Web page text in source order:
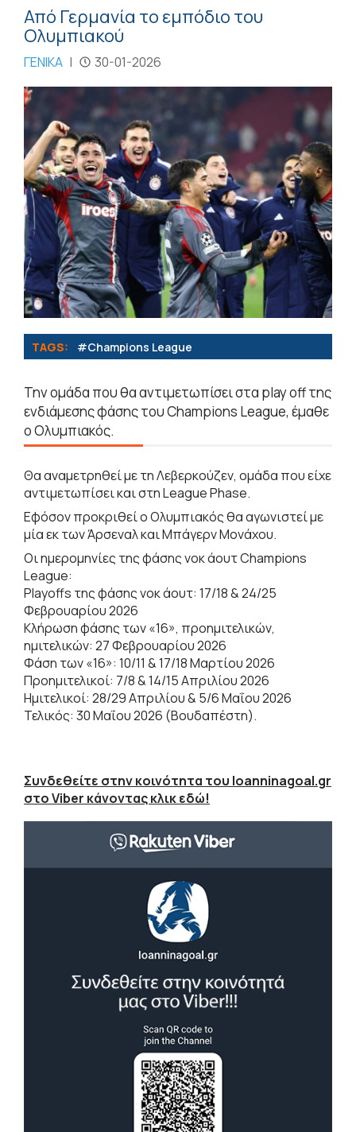
Από Γερμανία το εμπόδιο του
Ολυμπιακού
ΓΕΝΙΚΑ | 30-01-2026
TAGS: #Champions League
Την ομάδα που θα αντιμετωπίσει στα play off της
ενδιάμεσης φάσης του Champions League, έμαθε
ο Ολυμπιακός.
Θα αναμετρηθεί με τη Λεβερκούζεν, ομάδα που είχε
αντιμετωπίσει και στη League Phase.
Εφόσον προκριθεί ο Ολυμπιακός θα αγωνιστεί με
μία εκ των Άρσεναλ και Μπάγερν Μονάχου.
Οι ημερομηνίες της φάσης νοκ άουτ Champions
League:
Playoffs της φάσης νοκ άουτ: 17/18 & 24/25
Φεβρουαρίου 2026
Κλήρωση φάσης των «16», προημιτελικών,
ημιτελικών: 27 Φεβρουαρίου 2026
Φάση των «16»: 10/11 & 17/18 Μαρτίου 2026
Προημιτελικοί: 7/8 & 14/15 Απριλίου 2026
Ημιτελικοί: 28/29 Απριλίου & 5/6 Μαΐου 2026
Τελικός: 30 Μαΐου 2026 (Βουδαπέστη).
Συνδεθείτε στην κοινότητα του Ioanninagoal.gr
στο Viber κάνοντας κλικ εδώ!